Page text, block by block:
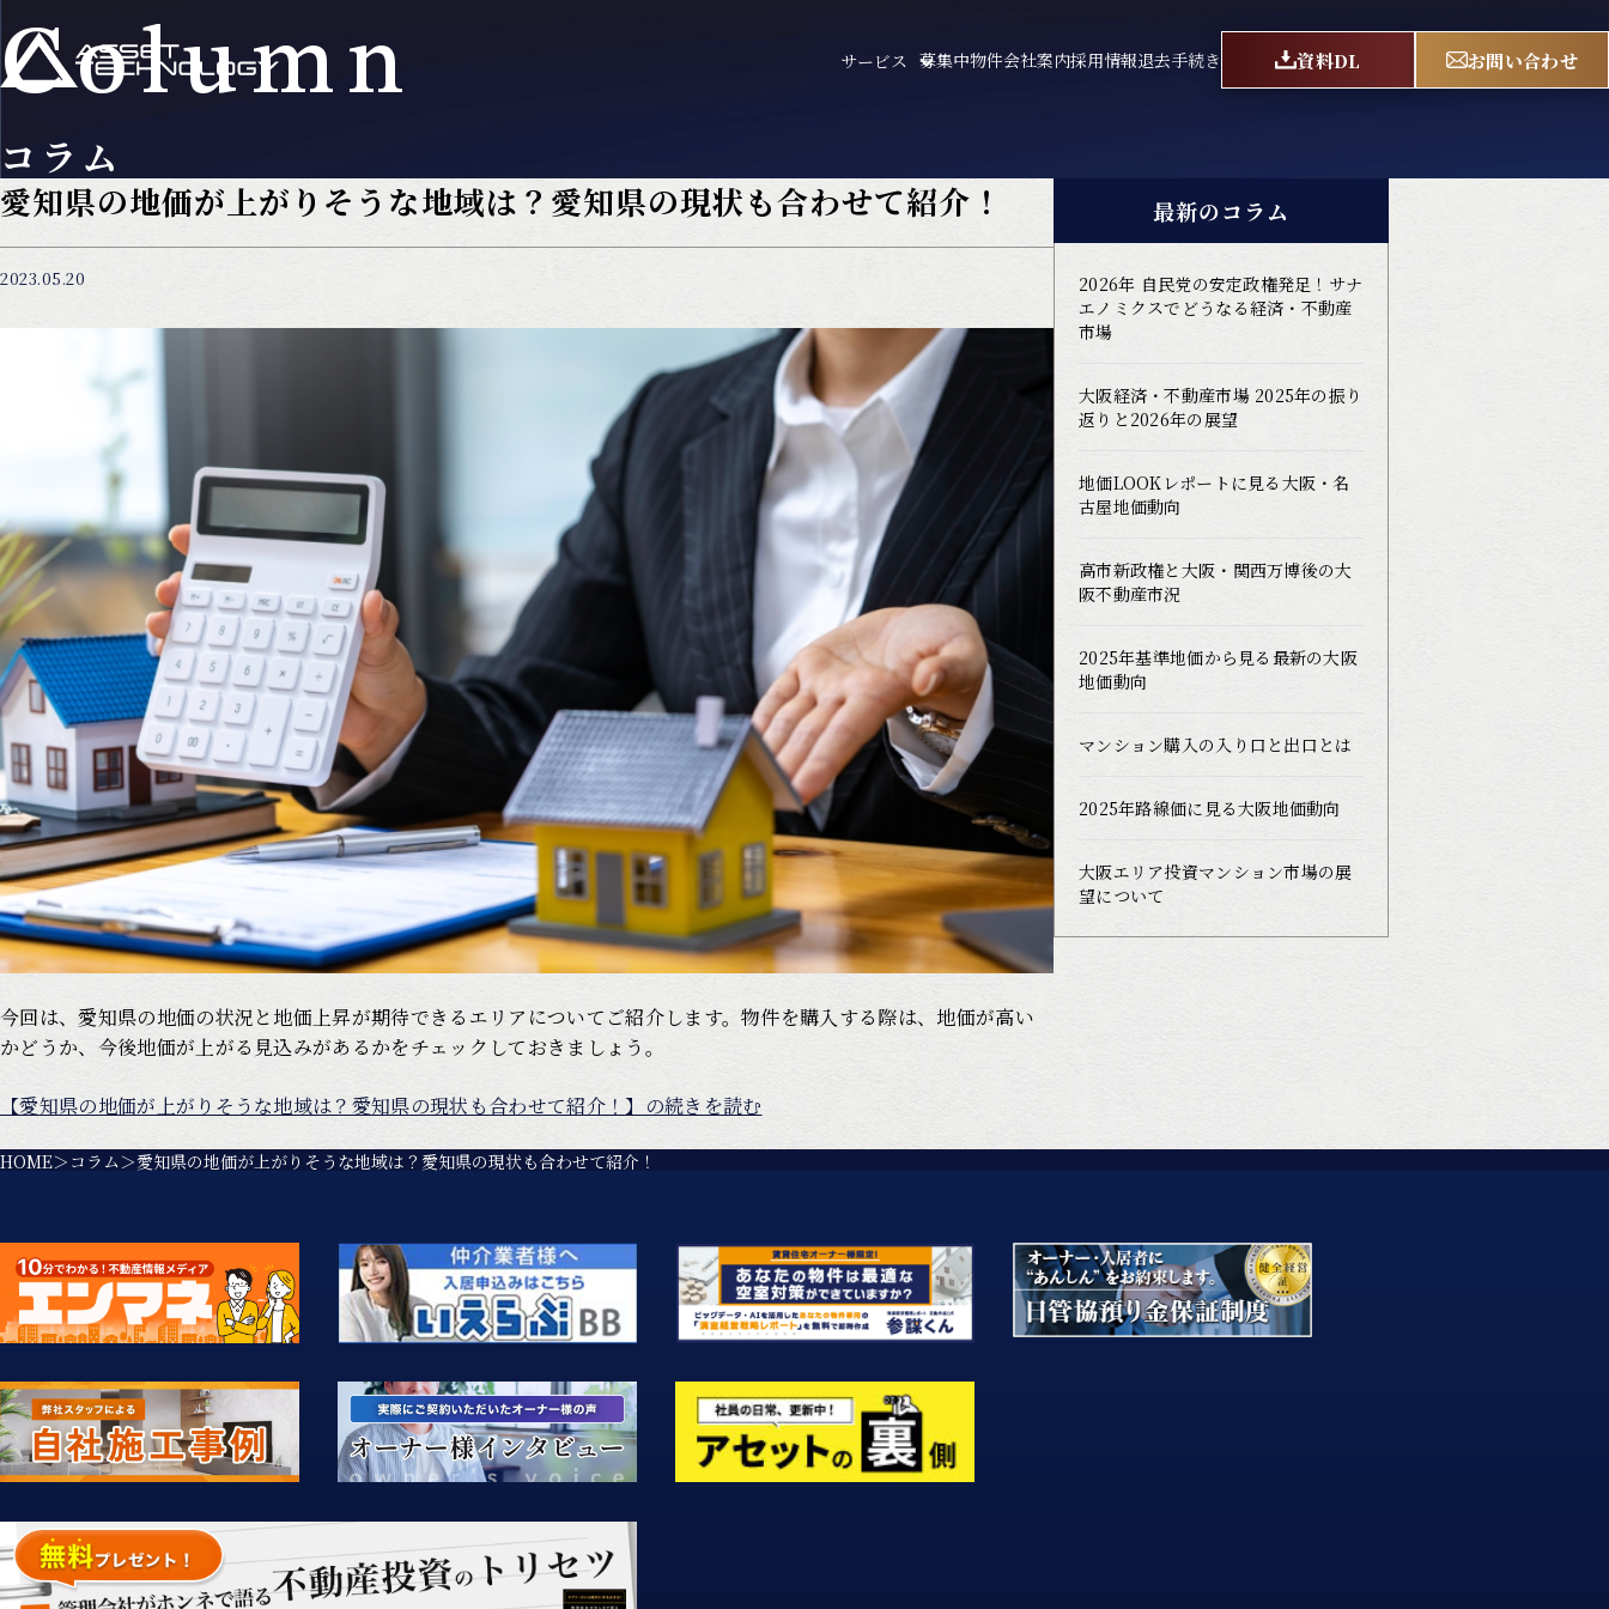
サービス 募集中物件会社案内採用情報退去手続き 資料DL お問い合わせ
Column
コラム
愛知県の地価が上がりそうな地域は？愛知県の現状も合わせて紹介！
2023.05.20
今回は、愛知県の地価の状況と地価上昇が期待できるエリアについてご紹介します。物件を購入する際は、地価が高い
かどうか、今後地価が上がる見込みがあるかをチェックしておきましょう。
【愛知県の地価が上がりそうな地域は？愛知県の現状も合わせて紹介！】の続きを読む
最新のコラム
2026年 自民党の安定政権発足！サナ
エノミクスでどうなる経済・不動産
市場
大阪経済・不動産市場 2025年の振り
返りと2026年の展望
地価LOOKレポートに見る大阪・名
古屋地価動向
高市新政権と大阪・関西万博後の大
阪不動産市況
2025年基準地価から見る最新の大阪
地価動向
マンション購入の入り口と出口とは
2025年路線価に見る大阪地価動向
大阪エリア投資マンション市場の展
望について
HOME コラム 愛知県の地価が上がりそうな地域は？愛知県の現状も合わせて紹介！